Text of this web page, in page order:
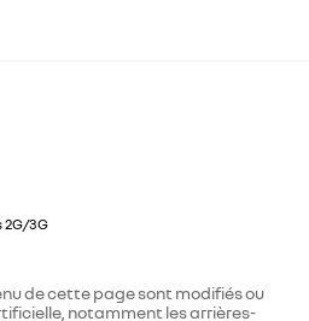
3G
de cette page sont modifiés ou
notamment les arrières-